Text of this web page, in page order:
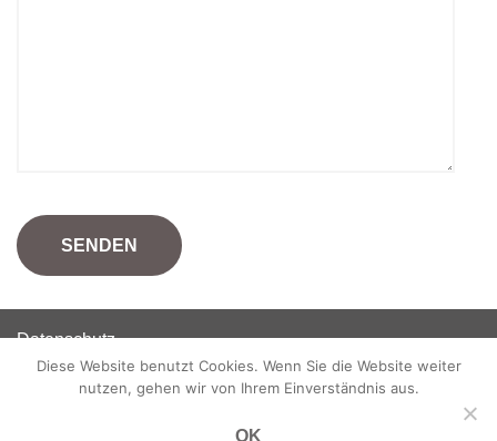
Datenschutz
Disclaimer
Diese Website benutzt Cookies. Wenn Sie die Website weiter
nutzen, gehen wir von Ihrem Einverständnis aus.
OK